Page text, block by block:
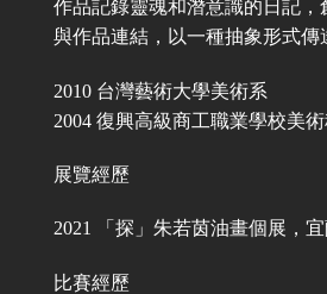
作品記錄靈魂和潛意識的日記，
與作品連結，以一種抽象形式傳
2010 台灣藝術大學美術系
2004 復興高級商工職業學校美
展覽經歷
2021 「探」朱若茵油畫個展，
比賽經歷